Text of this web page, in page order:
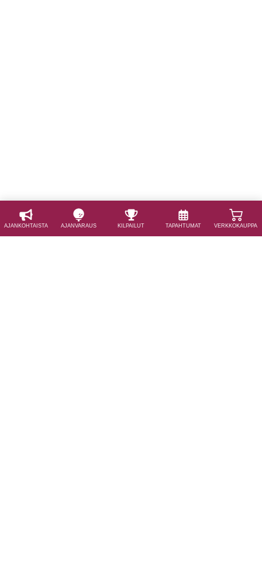
AJAN­KOHTAISTA AJAN­VARAUS KILPAILUT TAPAHTUMAT VERKKOKAUPPA